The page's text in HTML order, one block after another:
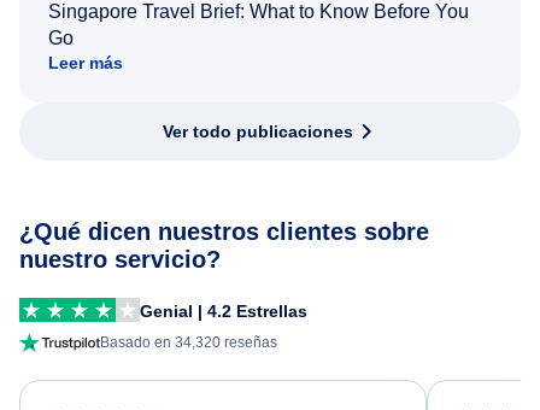
Singapore Travel Brief: What to Know Before You
Go
Leer más
Ver todo publicaciones
¿Qué dicen nuestros clientes sobre
nuestro servicio?
Genial | 4.2 Estrellas
Basado en 34,320 reseñas